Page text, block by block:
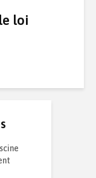
loi